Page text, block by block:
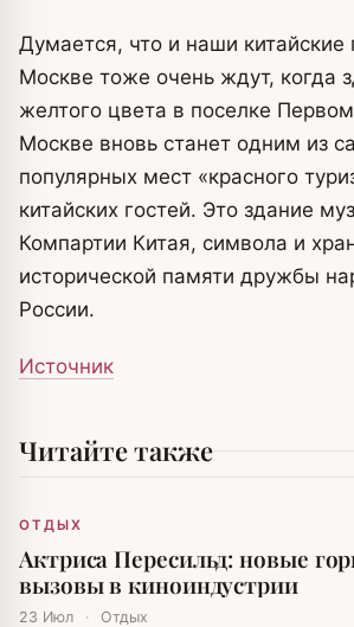
Думается, что и наши китайские
Москве тоже очень ждут, когда
желтого цвета в поселке
Москве вновь станет одним из
популярных мест «красного
китайских гостей. Это здание
Компартии Китая, символа и
исторической памяти дружбы
России.
Источник
Читайте также
ОТДЫХ
Актриса Пересильд: новые
вызовы в киноиндустрии
23 Июл · Отдых